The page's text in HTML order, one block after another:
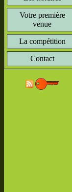
Votre première
venue
La compétition
Contact